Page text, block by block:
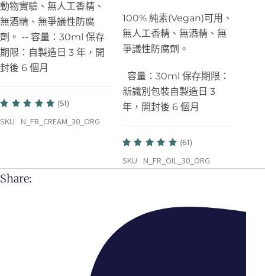
動物實驗、無人工香精、
無酒精、無爭議性防腐
劑。 -- 容量：30ml 保存
期限：自製造日 3 年，開
封後 6 個月
(51)
SKU N_FR_CREAM_30_ORG
100% 純素(Vegan)可用、
無人工香精、無酒精、無
爭議性防腐劑。
容量：30ml 保存期限：
新識別包裝自製造日 3
年，開封後 6 個月
(61)
SKU N_FR_OIL_30_ORG
Share: